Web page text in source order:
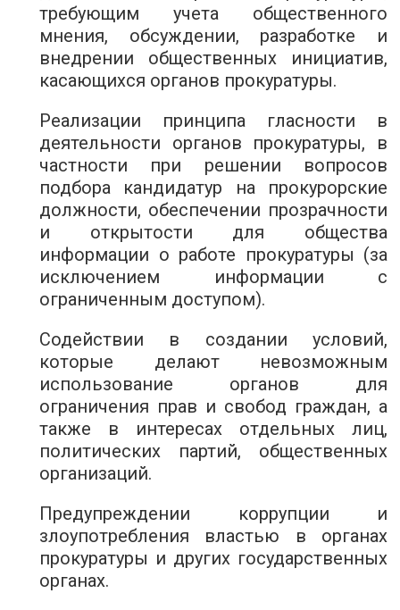
требующим учета общественного
мнения, обсуждении, разработке и
внедрении общественных инициатив,
касающихся органов прокуратуры.
Реализации принципа гласности в
деятельности органов прокуратуры, в
частности при решении вопросов
подбора кандидатур на прокурорские
должности, обеспечении прозрачности
и открытости для общества
информации о работе прокуратуры (за
исключением информации с
ограниченным доступом).
Содействии в создании условий,
которые делают невозможным
использование органов для
ограничения прав и свобод граждан, а
также в интересах отдельных лиц,
политических партий, общественных
организаций.
Предупреждении коррупции и
злоупотребления властью в органах
прокуратуры и других государственных
органах.